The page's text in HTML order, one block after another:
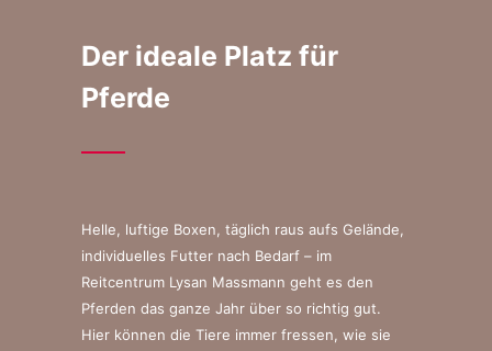
Der ideale Platz für
Pferde
Helle, luftige Boxen, täglich raus aufs Gelände,
individuelles Futter nach Bedarf – im
Reitcentrum Lysan Massmann geht es den
Pferden das ganze Jahr über so richtig gut.
Hier können die Tiere immer fressen, wie sie